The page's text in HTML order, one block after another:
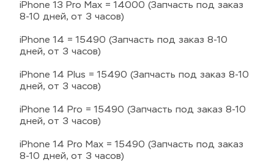
iPhone 13 Pro Max = 14000 (Запчасть под заказ
8-10 дней, от 3 часов)
iPhone 14 = 15490 (Запчасть под заказ 8-10
дней, от 3 часов)
iPhone 14 Plus = 15490 (Запчасть под заказ 8-10
дней, от 3 часов)
iPhone 14 Pro = 15490 (Запчасть под заказ 8-10
дней, от 3 часов)
iPhone 14 Pro Max = 15490 (Запчасть под заказ
8-10 дней, от 3 часов)